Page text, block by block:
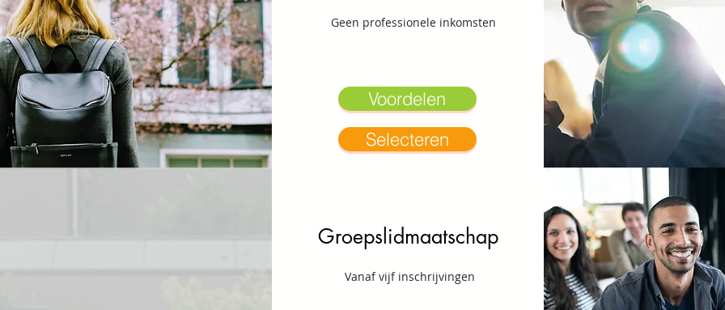
Geen professionele inkomsten
Voordelen
Selecteren
Groepslidmaatschap
Vanaf vijf inschrijvingen